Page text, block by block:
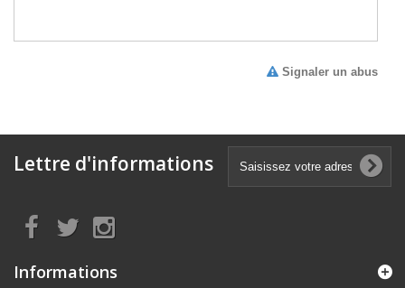
Signaler un abus
Lettre d'informations
Informations